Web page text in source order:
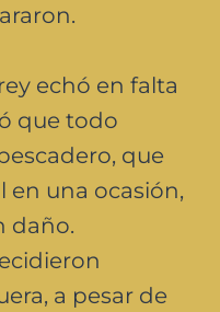
echó en falta
que todo
que
en una ocasión,
daño.
a pesar de